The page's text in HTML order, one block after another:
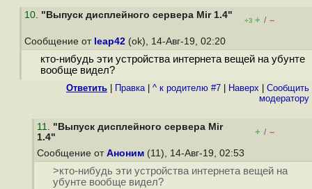
10. "Выпуск дисплейного сервера Mir 1.4"
+3 + / –
Сообщение от leap42 (ok), 14-Авг-19, 02:20
кто-нибудь эти устройства интернета вещей на убунте
вообще видел?
Ответить Правка| ^ к родителю #7 Наверх
Cообщить
модератору
11. "Выпуск дисплейного сервера Mir
1.4"
+ / –
Сообщение от Аноним (11), 14-Авг-19, 02:53
>кто-нибудь эти устройства интернета вещей на
убунте вообще видел?